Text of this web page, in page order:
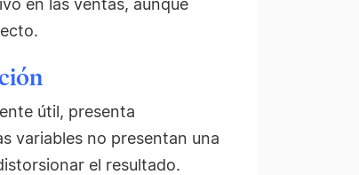
en las ventas, aunque
útil, presenta
variables no presentan una
el resultado.